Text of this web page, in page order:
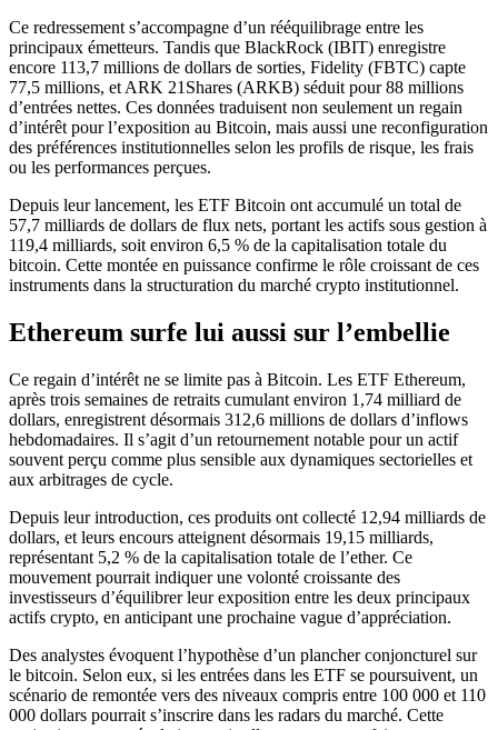
Ce redressement s’accompagne d’un rééquilibrage entre les
principaux émetteurs. Tandis que BlackRock (IBIT) enregistre
encore 113,7 millions de dollars de sorties, Fidelity (FBTC) capte
77,5 millions, et ARK 21Shares (ARKB) séduit pour 88 millions
d’entrées nettes. Ces données traduisent non seulement un regain
d’intérêt pour l’exposition au Bitcoin, mais aussi une reconfiguration
des préférences institutionnelles selon les profils de risque, les frais
ou les performances perçues.
Depuis leur lancement, les ETF Bitcoin ont accumulé un total de
57,7 milliards de dollars de flux nets, portant les actifs sous gestion à
119,4 milliards, soit environ 6,5 % de la capitalisation totale du
bitcoin. Cette montée en puissance confirme le rôle croissant de ces
instruments dans la structuration du marché crypto institutionnel.
Ethereum surfe lui aussi sur l’embellie
Ce regain d’intérêt ne se limite pas à Bitcoin. Les ETF Ethereum,
après trois semaines de retraits cumulant environ 1,74 milliard de
dollars, enregistrent désormais 312,6 millions de dollars d’inflows
hebdomadaires. Il s’agit d’un retournement notable pour un actif
souvent perçu comme plus sensible aux dynamiques sectorielles et
aux arbitrages de cycle.
Depuis leur introduction, ces produits ont collecté 12,94 milliards de
dollars, et leurs encours atteignent désormais 19,15 milliards,
représentant 5,2 % de la capitalisation totale de l’ether. Ce
mouvement pourrait indiquer une volonté croissante des
investisseurs d’équilibrer leur exposition entre les deux principaux
actifs crypto, en anticipant une prochaine vague d’appréciation.
Des analystes évoquent l’hypothèse d’un plancher conjoncturel sur
le bitcoin. Selon eux, si les entrées dans les ETF se poursuivent, un
scénario de remontée vers des niveaux compris entre 100 000 et 110
000 dollars pourrait s’inscrire dans les radars du marché. Cette